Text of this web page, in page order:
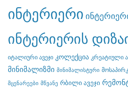
ინტერიერი
ინტერიერის
იტალიური ავეჯი კოლექცია კრეატიული
მინიმალიზმი მინიმალისტური
მცენარეები მწვანე რბილი ავეჯი